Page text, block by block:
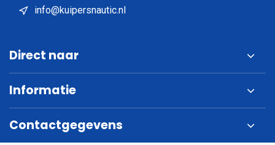
info@kuipersnautic.nl
Direct naar
Informatie
Contactgegevens